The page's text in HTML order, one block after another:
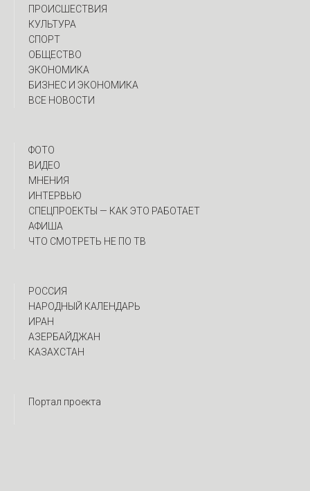
ПРОИСШЕСТВИЯ
КУЛЬТУРА
СПОРТ
ОБЩЕСТВО
ЭКОНОМИКА
БИЗНЕС И ЭКОНОМИКА
ВСЕ НОВОСТИ
ФОТО
ВИДЕО
МНЕНИЯ
ИНТЕРВЬЮ
CПЕЦПРОЕКТЫ — КАК ЭТО РАБОТАЕТ
АФИША
ЧТО СМОТРЕТЬ НЕ ПО ТВ
РОССИЯ
НАРОДНЫЙ КАЛЕНДАРЬ
ИРАН
АЗЕРБАЙДЖАН
КАЗАХСТАН
Портал проекта